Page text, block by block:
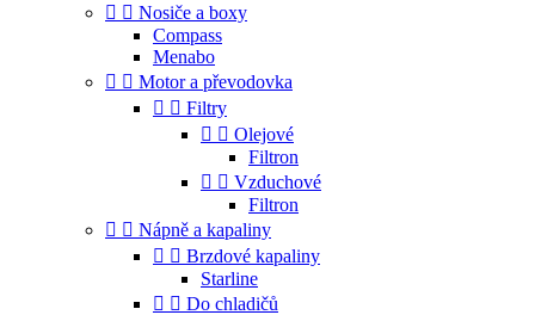
  Nosiče a boxy
Compass
Menabo
  Motor a převodovka
  Filtry
  Olejové
Filtron
  Vzduchové
Filtron
  Nápně a kapaliny
  Brzdové kapaliny
Starline
  Do chladičů